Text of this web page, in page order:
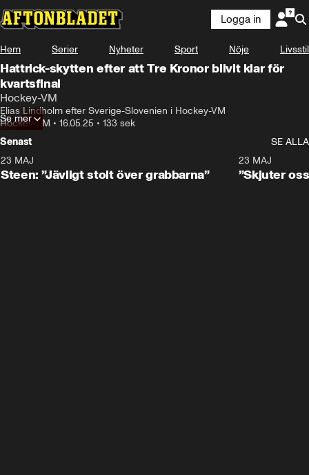
Logga in
Hem Serier Nyheter Sport Nöje Livsstil
Hattrick-skytten efter att Tre Kronor blivit klar för
kvartsfinal
Hockey-VM
Elias Lindholm efter Sverige-Slovenien i Hockey-VM
Hockey-VM • 16.05.25 • 133 sek
Se mer
Senast
SE ALLA
23 MAJ
Steen: ”Jävligt stolt över grabbarna”
23 MAJ
”Skjuter